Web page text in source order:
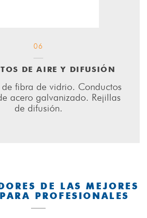
06
DE AIRE Y DIFUSIÓN
de fibra de vidrio. Conductos
acero galvanizado. Rejillas
de difusión.
DE LAS MEJORES
PROFESIONALES